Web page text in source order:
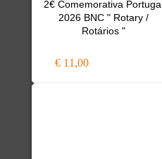
2€ Comemorativa Portugal
2026 BNC " Rotary /
Rotários "
€ 11,00